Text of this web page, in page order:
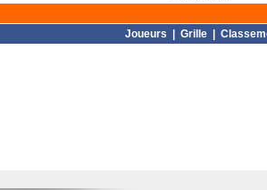
Joueurs Grille